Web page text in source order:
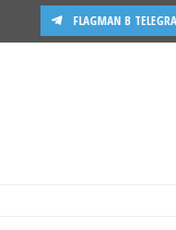
FLAGMAN В